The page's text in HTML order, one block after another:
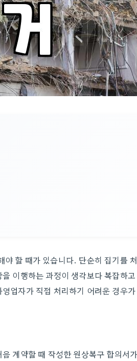
할 때가 있습니다. 단순히 집기를
이행하는 과정이 생각보다 복잡하
업자가 직접 처리하기 어려운 경우
계약할 때 작성한 원상복구 합의서